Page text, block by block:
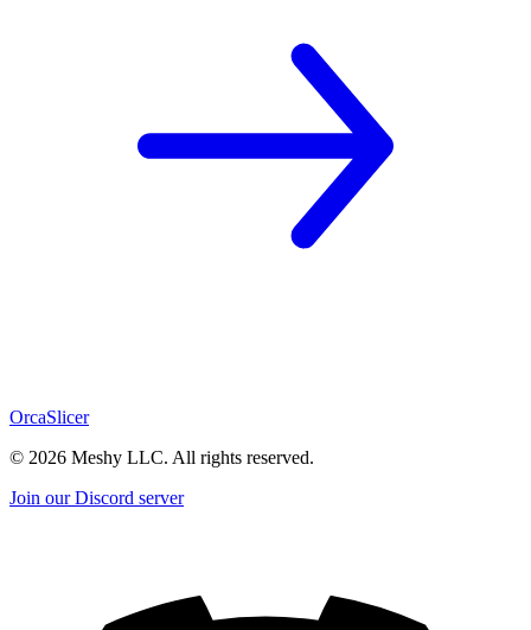
OrcaSlicer
© 2026 Meshy LLC. All rights reserved.
Join our Discord server